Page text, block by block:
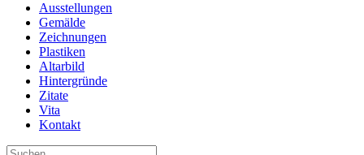
Ausstellungen
Gemälde
Zeichnungen
Plastiken
Altarbild
Hintergründe
Zitate
Vita
Kontakt
Suche